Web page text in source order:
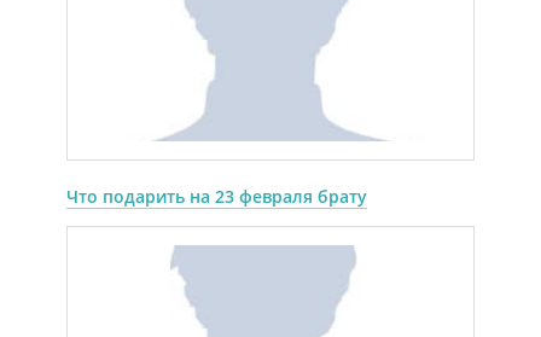
Что подарить на 23 февраля брату